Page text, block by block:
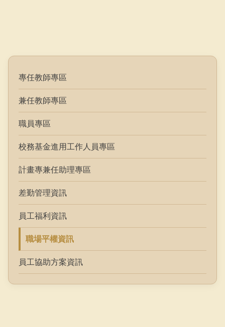
專任教師專區
兼任教師專區
職員專區
校務基金進用工作人員專區
計畫專兼任助理專區
差勤管理資訊
員工福利資訊
職場平權資訊
員工協助方案資訊